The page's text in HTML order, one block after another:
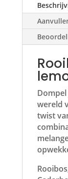
wereld
twist